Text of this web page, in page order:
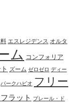
エスレジデンス オルタ
ム コンフォリア
ズーム ゼロゼロ ディー
パークハビオ フリー
ラット プレール・ド